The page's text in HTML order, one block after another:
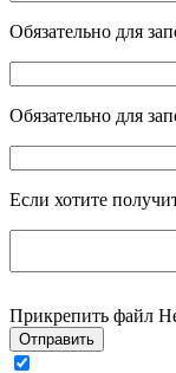
Обязательно для
Обязательно для
Если хотите
Прикрепить файл
Отправить